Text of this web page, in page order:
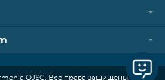
OJSC. Все права защищены.